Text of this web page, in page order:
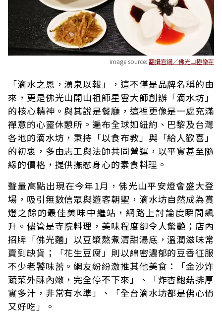
image source: 翻攝官網／佛光山極樂寺
「滴水之恩，湧泉以報」，這不僅是品牌名稱的由
來，更是佛光山開山祖師星雲大師創辦「滴水坊」
的核心精神。與其說是餐廳，這裡更像是一處充滿
禪意的心靈休憩所。遍布全球如紐約、巴黎及台灣
各地的滴水坊，秉持「以食布教」與「給人歡喜」
的初衷，多由志工與法師共同營運，以平實甚至隨
緣的價格，提供撫慰身心的素食料理。
聲量高點出現在今年1月，佛光山平安燈會盛大登
場，吸引無數信眾與遊客朝聖，滴水坊自然成為賞
燈之餘的最佳美味中繼站，網路上討論度瞬間飆
升。儘管是寺院料理，美味程度卻令人驚艷；店內
招牌「佛光麵」以豆漿熬煮清甜湯底，溫潤滋味常
賣到缺貨；「花生豆腐」則以綿密濃郁的豆香征服
不少老饕味蕾。網友紛紛激推其他美食：「金沙炸
蔬菜外酥內嫩，完全停不下來」、「炸杏鮑菇排厚
實多汁，非常有水準」、「全台滴水坊都是佛心價
又好吃」。